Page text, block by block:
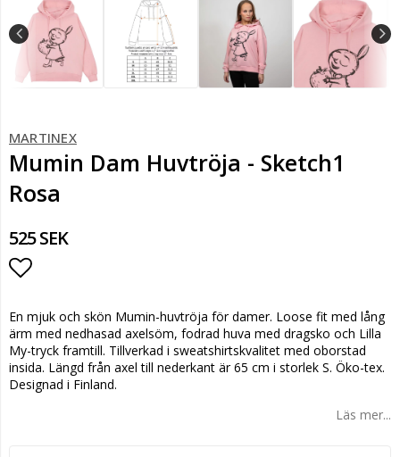
MARTINEX
Mumin Dam Huvtröja - Sketch1
Rosa
525 SEK
En mjuk och skön Mumin-huvtröja för damer. Loose fit med lång
ärm med nedhasad axelsöm, fodrad huva med dragsko och Lilla
My-tryck framtill. Tillverkad i sweatshirtskvalitet med oborstad
insida. Längd från axel till nederkant är 65 cm i storlek S. Öko-tex.
Designad i Finland.
Läs mer...